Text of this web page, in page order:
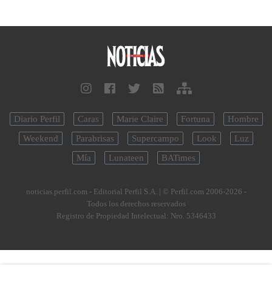
Diario Perfil Caras Marie Claire Fortuna
Hombre
Weekend
Parabrisas Supercampo Look
Luz
Mía
Lunateen BATimes
noticias.perfil.com - Editorial Perfil S.A. | © Perfil.com 2006-2026 -
Todos los derechos reservados
Registro de Propiedad Intelectual: Nro. 5346433